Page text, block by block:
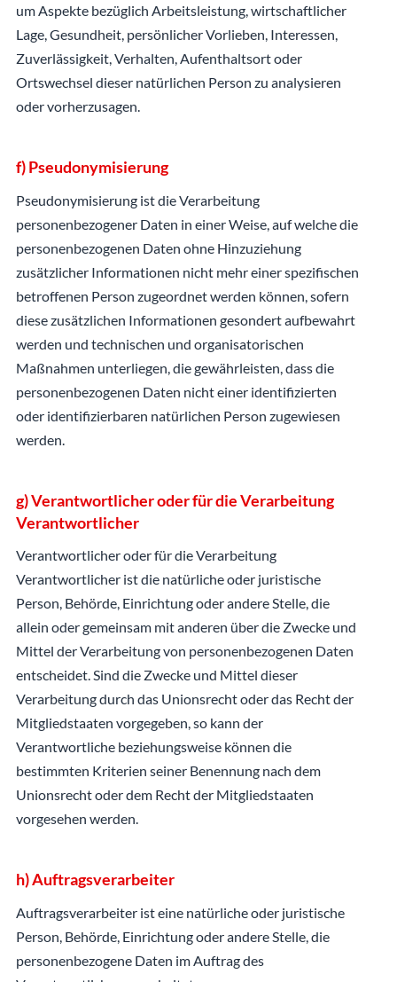
um Aspekte bezüglich Arbeitsleistung, wirtschaftlicher
Lage, Gesundheit, persönlicher Vorlieben, Interessen,
Zuverlässigkeit, Verhalten, Aufenthaltsort oder
Ortswechsel dieser natürlichen Person zu analysieren
oder vorherzusagen.
f) Pseudonymisierung
Pseudonymisierung ist die Verarbeitung
personenbezogener Daten in einer Weise, auf welche die
personenbezogenen Daten ohne Hinzuziehung
zusätzlicher Informationen nicht mehr einer spezifischen
betroffenen Person zugeordnet werden können, sofern
diese zusätzlichen Informationen gesondert aufbewahrt
werden und technischen und organisatorischen
Maßnahmen unterliegen, die gewährleisten, dass die
personenbezogenen Daten nicht einer identifizierten
oder identifizierbaren natürlichen Person zugewiesen
werden.
g) Verantwortlicher oder für die Verarbeitung
Verantwortlicher
Verantwortlicher oder für die Verarbeitung
Verantwortlicher ist die natürliche oder juristische
Person, Behörde, Einrichtung oder andere Stelle, die
allein oder gemeinsam mit anderen über die Zwecke und
Mittel der Verarbeitung von personenbezogenen Daten
entscheidet. Sind die Zwecke und Mittel dieser
Verarbeitung durch das Unionsrecht oder das Recht der
Mitgliedstaaten vorgegeben, so kann der
Verantwortliche beziehungsweise können die
bestimmten Kriterien seiner Benennung nach dem
Unionsrecht oder dem Recht der Mitgliedstaaten
vorgesehen werden.
h) Auftragsverarbeiter
Auftragsverarbeiter ist eine natürliche oder juristische
Person, Behörde, Einrichtung oder andere Stelle, die
personenbezogene Daten im Auftrag des